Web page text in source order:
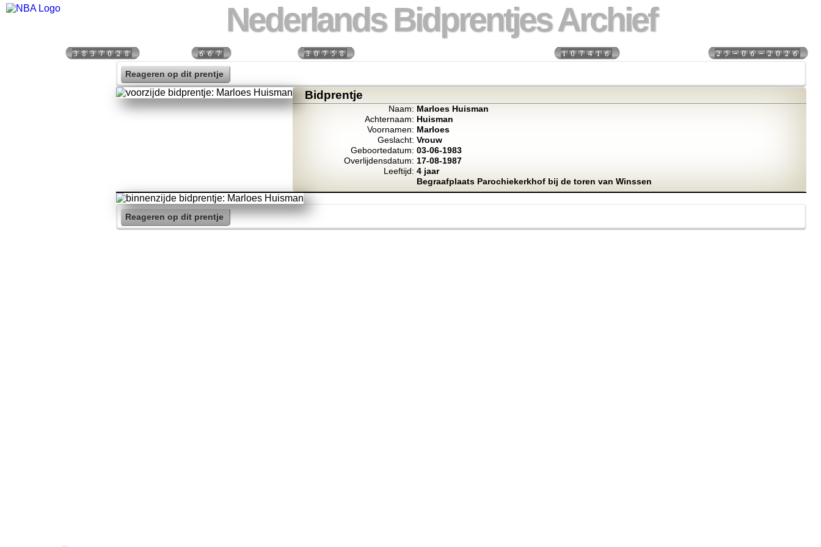
Nederlands Bidprentjes Archief
Reageren op dit prentje
Bidprentje
Naam: Marloes Huisman
Achternaam: Huisman
Voornamen: Marloes
Geslacht: Vrouw
Geboortedatum: 03-06-1983
Overlijdensdatum: 17-08-1987
Leeftijd: 4 jaar
Begraafplaats Parochiekerkhof bij de toren van Winssen
Reageren op dit prentje